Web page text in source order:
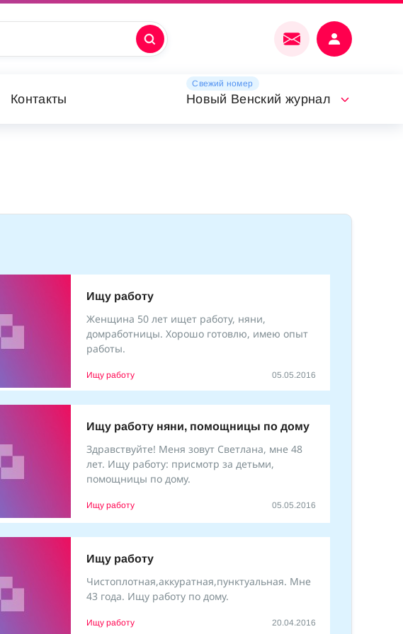
Контакты
Свежий номер
Новый Венский журнал
Ищу работу
Женщина 50 лет ищет работу, няни,
домработницы. Хорошо готовлю, имею опыт
работы.
Ищу работу 05.05.2016
Ищу работу няни, помощницы по дому
Здравствуйте! Меня зовут Светлана, мне 48
лет. Ищу работу: присмотр за детьми,
помощницы по дому.
Ищу работу 05.05.2016
Ищу работу
Чистоплотная,аккуратная,пунктуальная. Мне
43 года. Ищу работу по дому.
Ищу работу 20.04.2016